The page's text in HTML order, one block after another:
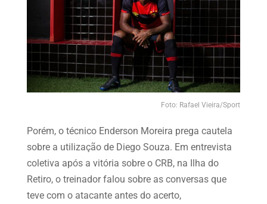
Foto: Rafael Vieira/Sport
Porém, o técnico Enderson Moreira prega cautela
sobre a utilização de Diego Souza. Em entrevista
coletiva após a vitória sobre o CRB, na Ilha do
Retiro, o treinador falou sobre as conversas que
teve com o atacante antes do acerto,